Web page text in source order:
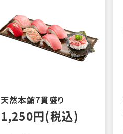
天然本鮪7貫盛り
1,250円(税込)